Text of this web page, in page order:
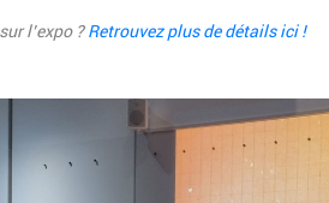
l’expo ?Retrouvez plus de détails ici !